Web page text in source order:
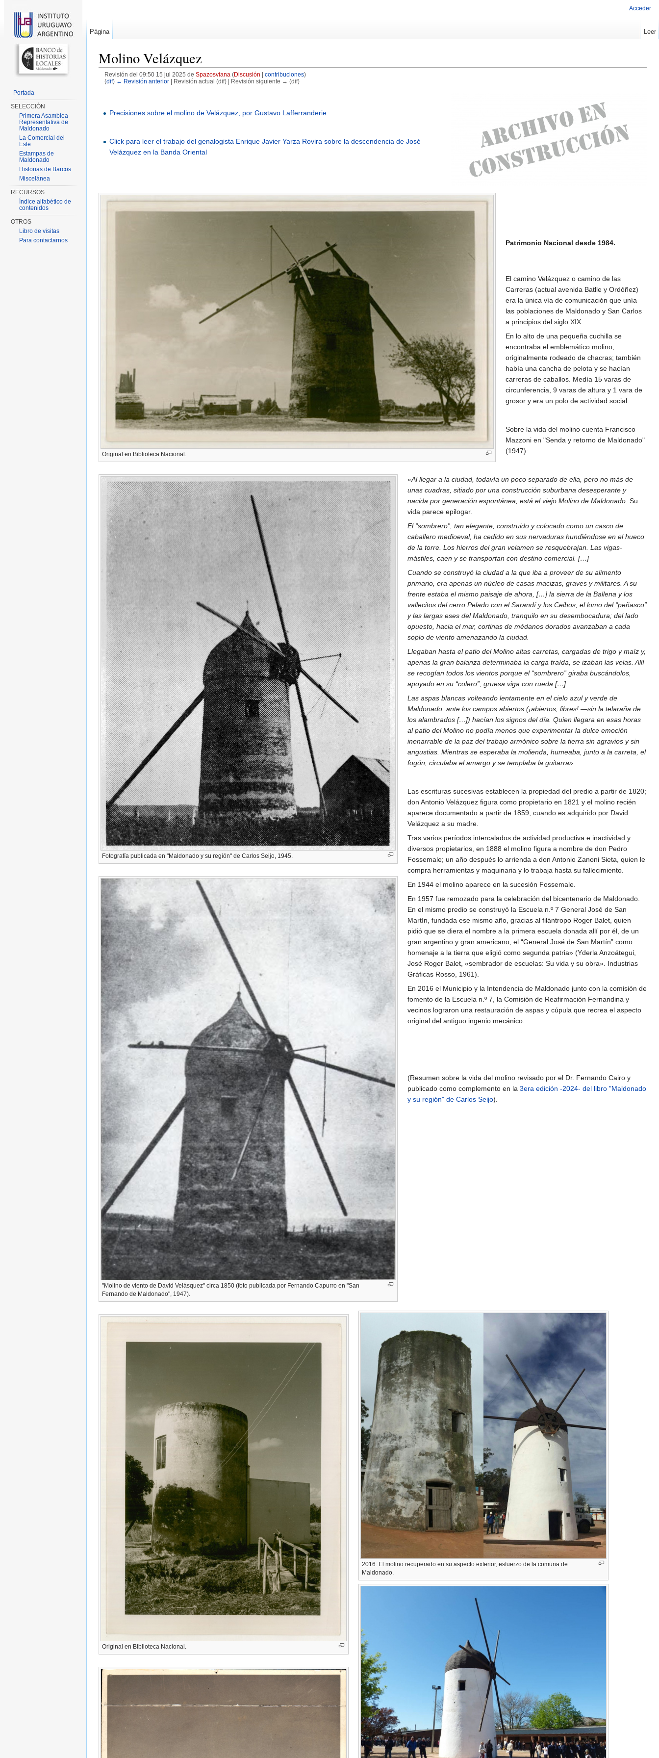
Molino Velázquez
Revisión del 09:50 15 jul 2025 de Spazosviana (Discusión contribuciones)
(dif) ← Revisión anterior| Revisión actual (dif) | Revisión siguiente → (dif)
Original en Biblioteca Nacional.
Precisiones sobre el molino de Velázquez, por Gustavo Lafferranderie
Click para leer el trabajo del genalogista Enrique Javier Yarza Rovira sobre la descendencia de José
Velázquez en la Banda Oriental
Patrimonio Nacional desde 1984.
El camino Velázquez o camino de las
Carreras (actual avenida Batlle y Ordóñez)
era la única vía de comunicación que unía
las poblaciones de Maldonado y San Carlos
a principios del siglo XIX.
En lo alto de una pequeña cuchilla se
encontraba el emblemático molino,
originalmente rodeado de chacras; también
había una cancha de pelota y se hacían
carreras de caballos. Medía 15 varas de
circunferencia, 9 varas de altura y 1 vara de
grosor y era un polo de actividad social.
Fotografía publicada en "Maldonado y su región" de Carlos Seijo, 1945.
"Molino de viento de David Velásquez" circa 1850 (foto publicada por Fernando Capurro en "San
Fernando de Maldonado", 1947).
Sobre la vida del molino cuenta Francisco
Mazzoni en "Senda y retorno de Maldonado"
(1947):
«Al llegar a la ciudad, todavía un poco separado de ella, pero no más de
unas cuadras, sitiado por una construcción suburbana desesperante y
nacida por generación espontánea, está el viejo Molino de Maldonado. Su
vida parece epilogar.
El “sombrero”, tan elegante, construido y colocado como un casco de
caballero medioeval, ha cedido en sus nervaduras hundiéndose en el hueco
de la torre. Los hierros del gran velamen se resquebrajan. Las vigas-
mástiles, caen y se transportan con destino comercial. […]
Cuando se construyó la ciudad a la que iba a proveer de su alimento
primario, era apenas un núcleo de casas macizas, graves y militares. A su
frente estaba el mismo paisaje de ahora, […] la sierra de la Ballena y los
vallecitos del cerro Pelado con el Sarandí y los Ceibos, el lomo del “peñasco”
y las largas eses del Maldonado, tranquilo en su desembocadura; del lado
opuesto, hacia el mar, cortinas de médanos dorados avanzaban a cada
soplo de viento amenazando la ciudad.
Llegaban hasta el patio del Molino altas carretas, cargadas de trigo y maíz y,
apenas la gran balanza determinaba la carga traída, se izaban las velas. Allí
se recogían todos los vientos porque el “sombrero” giraba buscándolos,
apoyado en su “colero”, gruesa viga con rueda […]
Las aspas blancas volteando lentamente en el cielo azul y verde de
Maldonado, ante los campos abiertos (¡abiertos, libres! —sin la telaraña de
los alambrados […]) hacían los signos del día. Quien llegara en esas horas
al patio del Molino no podía menos que experimentar la dulce emoción
inenarrable de la paz del trabajo armónico sobre la tierra sin agravios y sin
angustias. Mientras se esperaba la molienda, humeaba, junto a la carreta, el
fogón, circulaba el amargo y se templaba la guitarra».
Las escrituras sucesivas establecen la propiedad del predio a partir de 1820;
don Antonio Velázquez figura como propietario en 1821 y el molino recién
aparece documentado a partir de 1859, cuando es adquirido por David
Velázquez a su madre.
Tras varios períodos intercalados de actividad productiva e inactividad y
diversos propietarios, en 1888 el molino figura a nombre de don Pedro
Fossemale; un año después lo arrienda a don Antonio Zanoni Sieta, quien le
compra herramientas y maquinaria y lo trabaja hasta su fallecimiento.
En 1944 el molino aparece en la sucesión Fossemale.
En 1957 fue remozado para la celebración del bicentenario de Maldonado.
En el mismo predio se construyó la Escuela n.º 7 General José de San
Martín, fundada ese mismo año, gracias al filántropo Roger Balet, quien
pidió que se diera el nombre a la primera escuela donada allí por él, de un
gran argentino y gran americano, el “General José de San Martín” como
homenaje a la tierra que eligió como segunda patria» (Yderla Anzoátegui,
José Roger Balet, «sembrador de escuelas: Su vida y su obra». Industrias
Gráficas Rosso, 1961).
En 2016 el Municipio y la Intendencia de Maldonado junto con la comisión de
fomento de la Escuela n.º 7, la Comisión de Reafirmación Fernandina y
vecinos lograron una restauración de aspas y cúpula que recrea el aspecto
original del antiguo ingenio mecánico.
(Resumen sobre la vida del molino revisado por el Dr. Fernando Cairo y
publicado como complemento en la 3era edición -2024- del libro "Maldonado
y su región" de Carlos Seijo).
Original en Biblioteca Nacional.
2016. El molino recuperado en su aspecto exterior, esfuerzo de la comuna de
Maldonado.
Acceder
Página Leer
Portada
SELECCIÓN
Primera Asamblea
Representativa de
Maldonado
La Comercial del
Este
Estampas de
Maldonado
Historias de Barcos
Miscelánea
RECURSOS
Índice alfabético de
contenidos
OTROS
Libro de visitas
Para contactarnos